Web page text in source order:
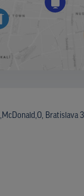
Bratislava